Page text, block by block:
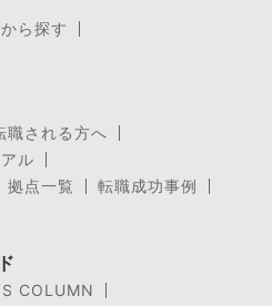
ら探す
職される方へ
ル
拠点一覧
転職成功事例
COLUMN